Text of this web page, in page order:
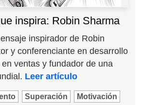
inspira: Robin Sharma
inspirador de Robin
y conferenciante en desarrollo
ventas y fundador de una
Leer artículo
Superación Motivación